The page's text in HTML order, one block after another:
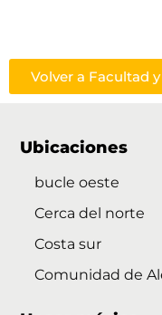
Volver a Facultad
Ubicaciones
bucle oeste
Cerca del norte
Costa sur
Comunidad de